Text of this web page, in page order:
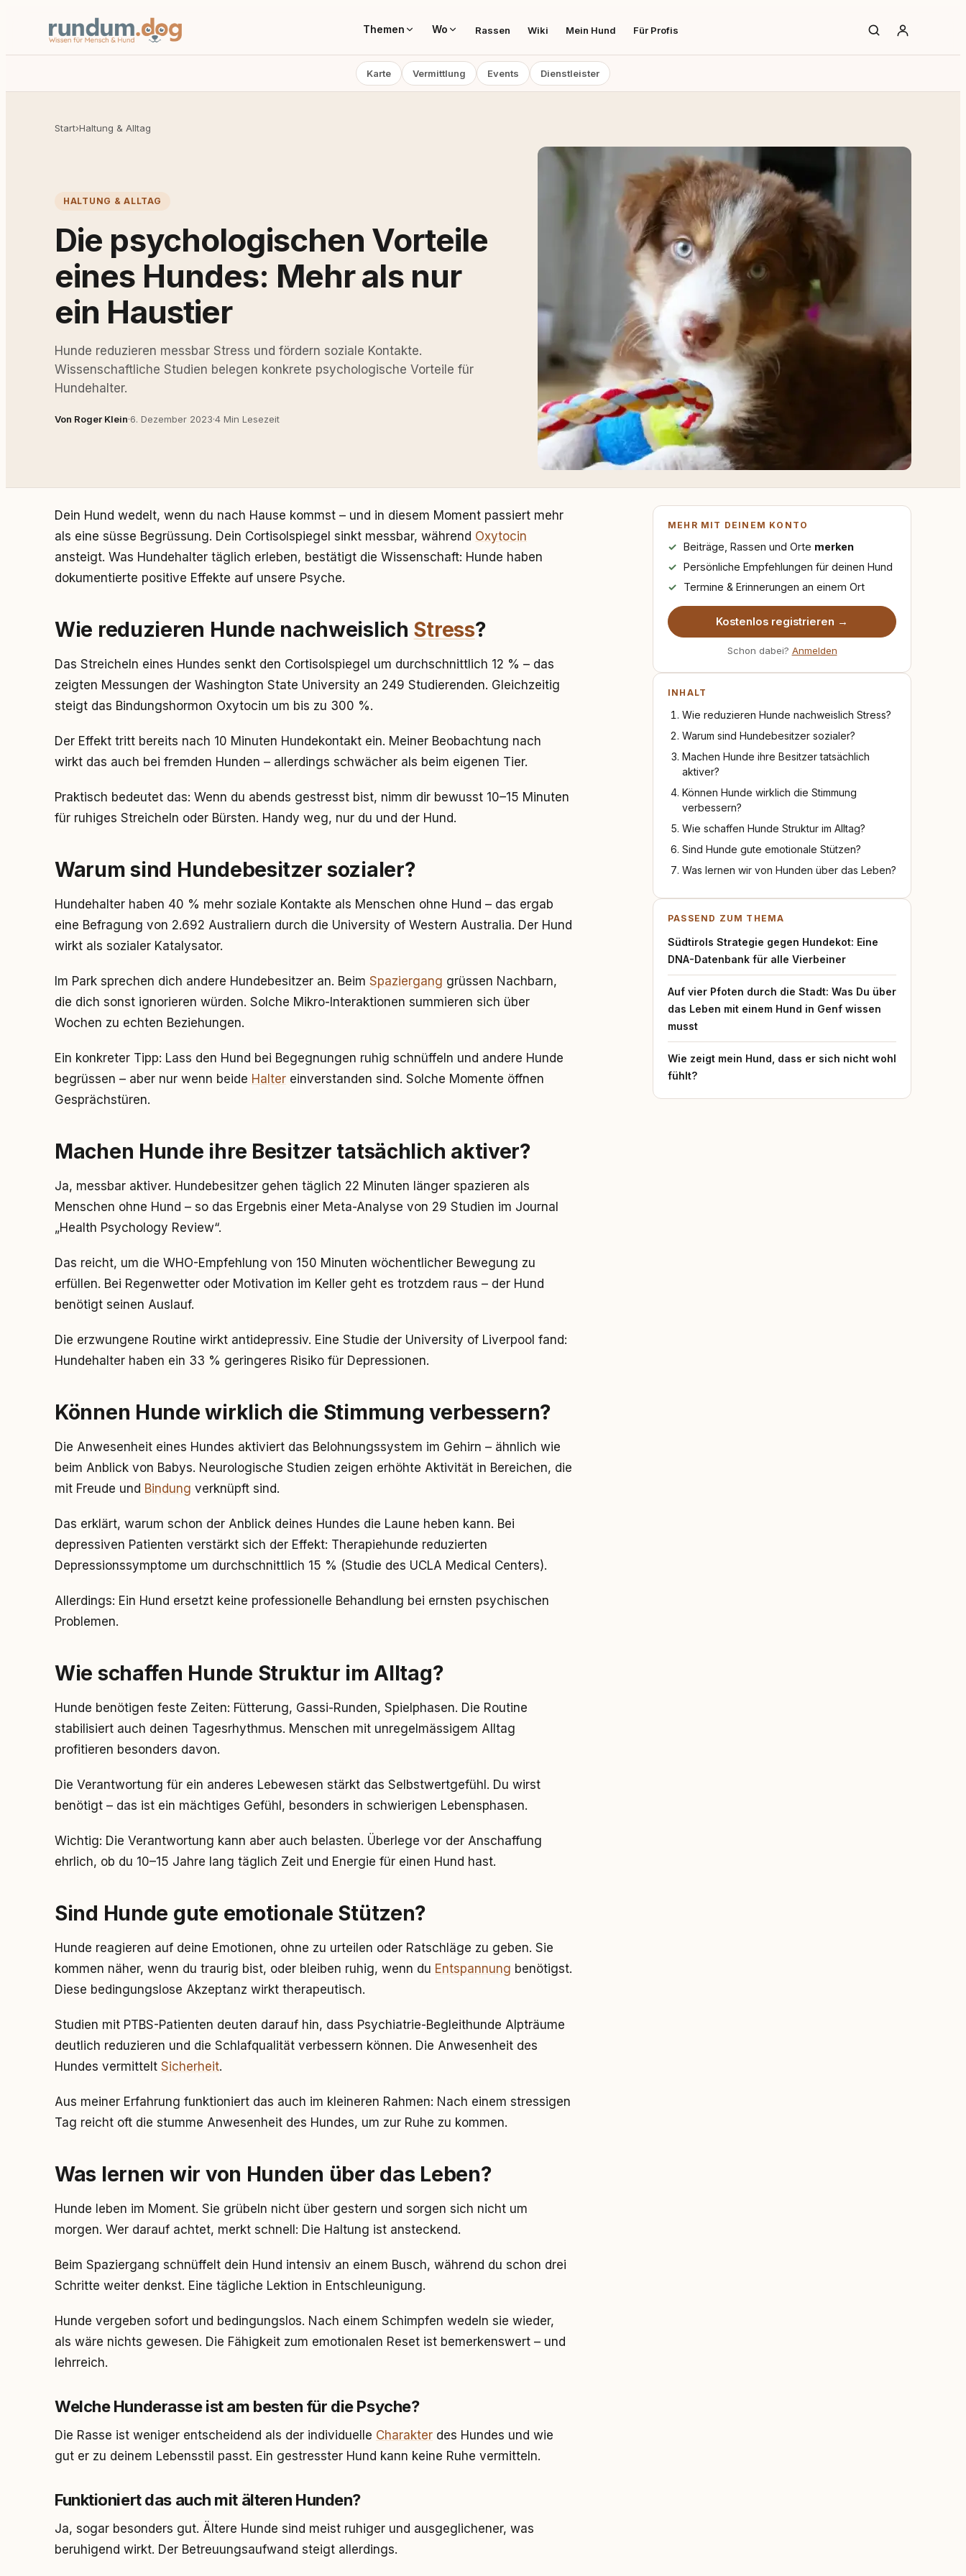
Themen Wo Rassen Wiki Mein Hund Für Profis
Karte Vermittlung Events Dienstleister
Start›Haltung & Alltag
HALTUNG & ALLTAG
Die psychologischen Vorteile
eines Hundes: Mehr als nur
ein Haustier
Hunde reduzieren messbar Stress und fördern soziale Kontakte.
Wissenschaftliche Studien belegen konkrete psychologische Vorteile für
Hundehalter.
Von Roger Klein·6. Dezember 2023·4 Min Lesezeit
Dein Hund wedelt, wenn du nach Hause kommst – und in diesem Moment passiert mehr
als eine süsse Begrüssung. Dein Cortisolspiegel sinkt messbar, während Oxytocin
ansteigt. Was Hundehalter täglich erleben, bestätigt die Wissenschaft: Hunde haben
dokumentierte positive Effekte auf unsere Psyche.
Wie reduzieren Hunde nachweislich Stress?
Das Streicheln eines Hundes senkt den Cortisolspiegel um durchschnittlich 12 % – das
zeigten Messungen der Washington State University an 249 Studierenden. Gleichzeitig
steigt das Bindungshormon Oxytocin um bis zu 300 %.
Der Effekt tritt bereits nach 10 Minuten Hundekontakt ein. Meiner Beobachtung nach
wirkt das auch bei fremden Hunden – allerdings schwächer als beim eigenen Tier.
Praktisch bedeutet das: Wenn du abends gestresst bist, nimm dir bewusst 10–15 Minuten
für ruhiges Streicheln oder Bürsten. Handy weg, nur du und der Hund.
Warum sind Hundebesitzer sozialer?
Hundehalter haben 40 % mehr soziale Kontakte als Menschen ohne Hund – das ergab
eine Befragung von 2.692 Australiern durch die University of Western Australia. Der Hund
wirkt als sozialer Katalysator.
Im Park sprechen dich andere Hundebesitzer an. Beim Spaziergang grüssen Nachbarn,
die dich sonst ignorieren würden. Solche Mikro-Interaktionen summieren sich über
Wochen zu echten Beziehungen.
Ein konkreter Tipp: Lass den Hund bei Begegnungen ruhig schnüffeln und andere Hunde
begrüssen – aber nur wenn beide Halter einverstanden sind. Solche Momente öffnen
Gesprächstüren.
Machen Hunde ihre Besitzer tatsächlich aktiver?
Ja, messbar aktiver. Hundebesitzer gehen täglich 22 Minuten länger spazieren als
Menschen ohne Hund – so das Ergebnis einer Meta-Analyse von 29 Studien im Journal
„Health Psychology Review“.
Das reicht, um die WHO-Empfehlung von 150 Minuten wöchentlicher Bewegung zu
erfüllen. Bei Regenwetter oder Motivation im Keller geht es trotzdem raus – der Hund
benötigt seinen Auslauf.
Die erzwungene Routine wirkt antidepressiv. Eine Studie der University of Liverpool fand:
Hundehalter haben ein 33 % geringeres Risiko für Depressionen.
Können Hunde wirklich die Stimmung verbessern?
Die Anwesenheit eines Hundes aktiviert das Belohnungssystem im Gehirn – ähnlich wie
beim Anblick von Babys. Neurologische Studien zeigen erhöhte Aktivität in Bereichen, die
mit Freude und Bindung verknüpft sind.
Das erklärt, warum schon der Anblick deines Hundes die Laune heben kann. Bei
depressiven Patienten verstärkt sich der Effekt: Therapiehunde reduzierten
Depressionssymptome um durchschnittlich 15 % (Studie des UCLA Medical Centers).
Allerdings: Ein Hund ersetzt keine professionelle Behandlung bei ernsten psychischen
Problemen.
Wie schaffen Hunde Struktur im Alltag?
Hunde benötigen feste Zeiten: Fütterung, Gassi-Runden, Spielphasen. Die Routine
stabilisiert auch deinen Tagesrhythmus. Menschen mit unregelmässigem Alltag
profitieren besonders davon.
Die Verantwortung für ein anderes Lebewesen stärkt das Selbstwertgefühl. Du wirst
benötigt – das ist ein mächtiges Gefühl, besonders in schwierigen Lebensphasen.
Wichtig: Die Verantwortung kann aber auch belasten. Überlege vor der Anschaffung
ehrlich, ob du 10–15 Jahre lang täglich Zeit und Energie für einen Hund hast.
Sind Hunde gute emotionale Stützen?
Hunde reagieren auf deine Emotionen, ohne zu urteilen oder Ratschläge zu geben. Sie
kommen näher, wenn du traurig bist, oder bleiben ruhig, wenn du Entspannung benötigst.
Diese bedingungslose Akzeptanz wirkt therapeutisch.
Studien mit PTBS-Patienten deuten darauf hin, dass Psychiatrie-Begleithunde Alpträume
deutlich reduzieren und die Schlafqualität verbessern können. Die Anwesenheit des
Hundes vermittelt Sicherheit.
Aus meiner Erfahrung funktioniert das auch im kleineren Rahmen: Nach einem stressigen
Tag reicht oft die stumme Anwesenheit des Hundes, um zur Ruhe zu kommen.
Was lernen wir von Hunden über das Leben?
Hunde leben im Moment. Sie grübeln nicht über gestern und sorgen sich nicht um
morgen. Wer darauf achtet, merkt schnell: Die Haltung ist ansteckend.
Beim Spaziergang schnüffelt dein Hund intensiv an einem Busch, während du schon drei
Schritte weiter denkst. Eine tägliche Lektion in Entschleunigung.
Hunde vergeben sofort und bedingungslos. Nach einem Schimpfen wedeln sie wieder,
als wäre nichts gewesen. Die Fähigkeit zum emotionalen Reset ist bemerkenswert – und
lehrreich.
Welche Hunderasse ist am besten für die Psyche?
Die Rasse ist weniger entscheidend als der individuelle Charakter des Hundes und wie
gut er zu deinem Lebensstil passt. Ein gestresster Hund kann keine Ruhe vermitteln.
Funktioniert das auch mit älteren Hunden?
Ja, sogar besonders gut. Ältere Hunde sind meist ruhiger und ausgeglichener, was
beruhigend wirkt. Der Betreuungsaufwand steigt allerdings.
MEHR MIT DEINEM KONTO
Beiträge, Rassen und Orte merken
Persönliche Empfehlungen für deinen Hund
Termine & Erinnerungen an einem Ort
Kostenlos registrieren →
Schon dabei? Anmelden
INHALT
Wie reduzieren Hunde nachweislich Stress?
Warum sind Hundebesitzer sozialer?
Machen Hunde ihre Besitzer tatsächlich
aktiver?
Können Hunde wirklich die Stimmung
verbessern?
Wie schaffen Hunde Struktur im Alltag?
Sind Hunde gute emotionale Stützen?
Was lernen wir von Hunden über das Leben?
PASSEND ZUM THEMA
Südtirols Strategie gegen Hundekot: Eine
DNA-Datenbank für alle Vierbeiner
Auf vier Pfoten durch die Stadt: Was Du über
das Leben mit einem Hund in Genf wissen
musst
Wie zeigt mein Hund, dass er sich nicht wohl
fühlt?